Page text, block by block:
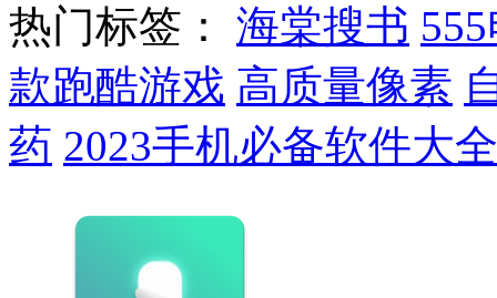
热门标签： 海棠搜书
款跑酷游戏 高质量像素
药 2023手机必备软件大全